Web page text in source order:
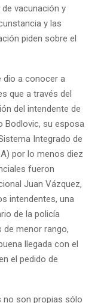
vacunación y
y las
piden sobre el
dio a conocer a
que a través del
del intendente de
Bodlovic, su esposa
Integrado de
por lo menos diez
fueron
Juan Vázquez,
intendentes, una
de la policía
de menor rango,
llegada con el
el pedido de
no son propias sólo